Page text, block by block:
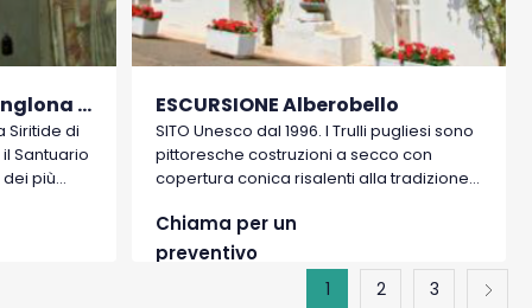
ESCURSIONE Policoro, Anglona e Tursi
Siritide di
Santuario
più
ESCURSIONE Alberobello
SITO Unesco dal 1996. I Trulli pugliesi sono
pittoresche costruzioni a secco con
copertura conica risalenti alla tradizione
Chiama per un
preventivo
1 2 3